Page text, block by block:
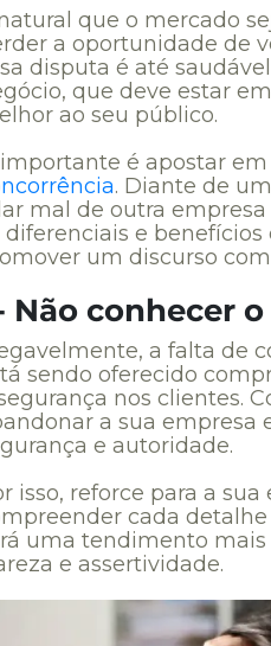
que o mercado
a oportunidade de
disputa é até
que deve estar
ao seu público.
é apostar em
. Diante de
mal de outra
diferenciais e
um discurso
Não conhecer
a falta de
sendo oferecido
nos clientes.
a sua empresa
e autoridade.
isso, reforce para a
cada
uma tendimento
e assertividade.